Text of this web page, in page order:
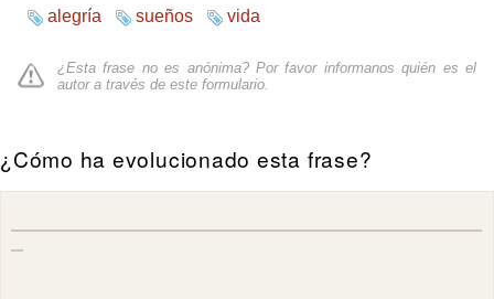
alegría sueños vida
¿Esta frase no es anónima? Por favor informanos quién es el
autor a través de este formulario
¿Cómo ha evolucionado esta frase?